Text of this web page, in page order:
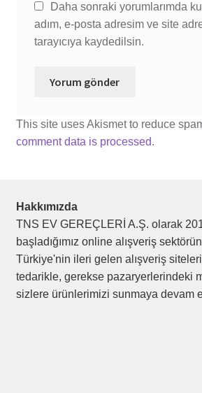
Daha sonraki yorumlarımda
adım, e-posta adresim ve site
tarayıcıya kaydedilsin.
This site uses Akismet to reduce
comment data is processed.
Hakkımızda
TNS EV GEREÇLERİ A.Ş. olarak
başladığımız online alışveriş
Türkiye'nin ileri gelen alışveriş
tedarikle, gerekse pazaryerlerindeki
sizlere ürünlerimizi sunmaya devam